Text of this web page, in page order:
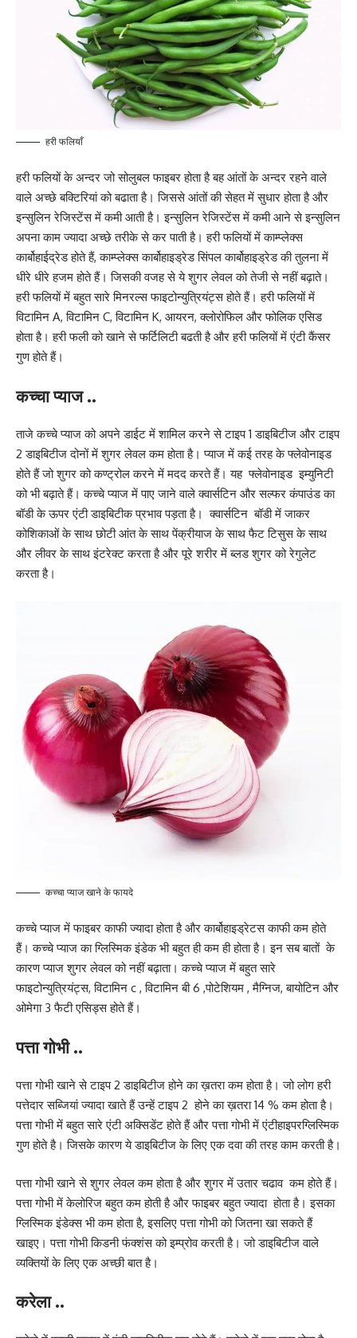
हरी फलियाँ
हरी फलियों के अन्दर जो सोलुबल फाइबर होता है बह आंतों के अन्दर रहने वाले
वाले अच्छे बक्टिरियां को बढाता है। जिससे आंतों की सेहत में सुधार होता है और
इन्सुलिन रेजिस्टेंस में कमी आती है। इन्सुलिन रेजिस्टेंस में कमी आने से इन्सुलिन
अपना काम ज्यादा अच्छे तरीके से कर पाती है। हरी फलियों में काम्प्लेक्स
कार्बोहाईद्रेड होते हैं, काम्प्लेक्स कार्बोहाइड्रेड सिंपल कार्बोहाइड्रेड की तुलना में
धीरे धीरे हजम होते हैं। जिसकी वजह से ये शुगर लेवल को तेजी से नहीं बढ़ाते।
हरी फलियों में बहुत सारे मिनरल्स फाइटोन्युत्रियंट्स होते हैं। हरी फलियों में
विटामिन A, विटामिन C, विटामिन K, आयरन, क्लोरोफिल और फोलिक एसिड
होता है। हरी फली को खाने से फर्टिलिटी बढती है और हरी फलियों में एंटी कैंसर
गुण होते हैं।
कच्चा प्याज ..
ताजे कच्चे प्याज को अपने डाईट में शामिल करने से टाइप 1 डाइबिटीज और टाइप
2 डाइबिटीज दोनों में शुगर लेवल कम होता है। प्याज में कई तरह के फ्लेवोनाइड
होते हैं जो शुगर को कण्ट्रोल करने में मदद करते हैं। यह फ्लेवोनाइड इम्युनिटी
को भी बढ़ाते हैं। कच्चे प्याज में पाए जाने वाले क्वार्सटिन और सल्फर कंपाउंड का
बॉडी के ऊपर एंटी डाइबिटीक प्रभाव पड़ता है। क्वार्सटिन बॉडी में जाकर
कोशिकाओं के साथ छोटी आंत के साथ पेंक्रीयाज के साथ फैट टिसुस के साथ
और लीवर के साथ इंटरेक्ट करता है और पूरे शरीर में ब्लड शुगर को रेगुलेट
करता है।
कच्चा प्याज खाने के फायदे
कच्चे प्याज में फाइबर काफी ज्यादा होता है और कार्बोहाइड्रेटस काफी कम होते
हैं। कच्चे प्याज का ग्लिस्मिक इंडेक भी बहुत ही कम ही होता है। इन सब बातों के
कारण प्याज शुगर लेवल को नहीं बढ़ाता। कच्चे प्याज में बहुत सारे
फाइटोन्युत्रियंट्स, विटामिन c , विटामिन बी 6 ,पोटेशियम , मैग्निज, बायोटिन और
ओमेगा 3 फैटी एसिड्स होते हैं।
पत्ता गोभी ..
पत्ता गोभी खाने से टाइप 2 डाइबिटीज होने का ख़तरा कम होता है। जो लोग हरी
पत्तेदार सब्जियां ज्यादा खाते हैं उन्हें टाइप 2 होने का ख़तरा 14 % कम होता है।
पत्ता गोभी में बहुत सारे एंटी अक्सिडेंट होते हैं और पत्ता गोभी में एंटीहाइपरग्लिस्मिक
गुण होते है। जिसके कारण ये डाइबिटीज के लिए एक दवा की तरह काम करती है।
पत्ता गोभी खाने से शुगर लेवल कम होता है और शुगर में उतार चढाव कम होते हैं।
पत्ता गोभी में केलोरिज बहुत कम होती है और फाइबर बहुत ज्यादा होता है। इसका
ग्लिस्मिक इंडेक्स भी कम होता है, इसलिए पत्ता गोभी को जितना खा सकते हैं
खाइए। पत्ता गोभी किडनी फंक्शंस को इम्प्रोव करती है। जो डाइबिटीज वाले
व्यक्तियों के लिए एक अच्छी बात है।
करेला ..